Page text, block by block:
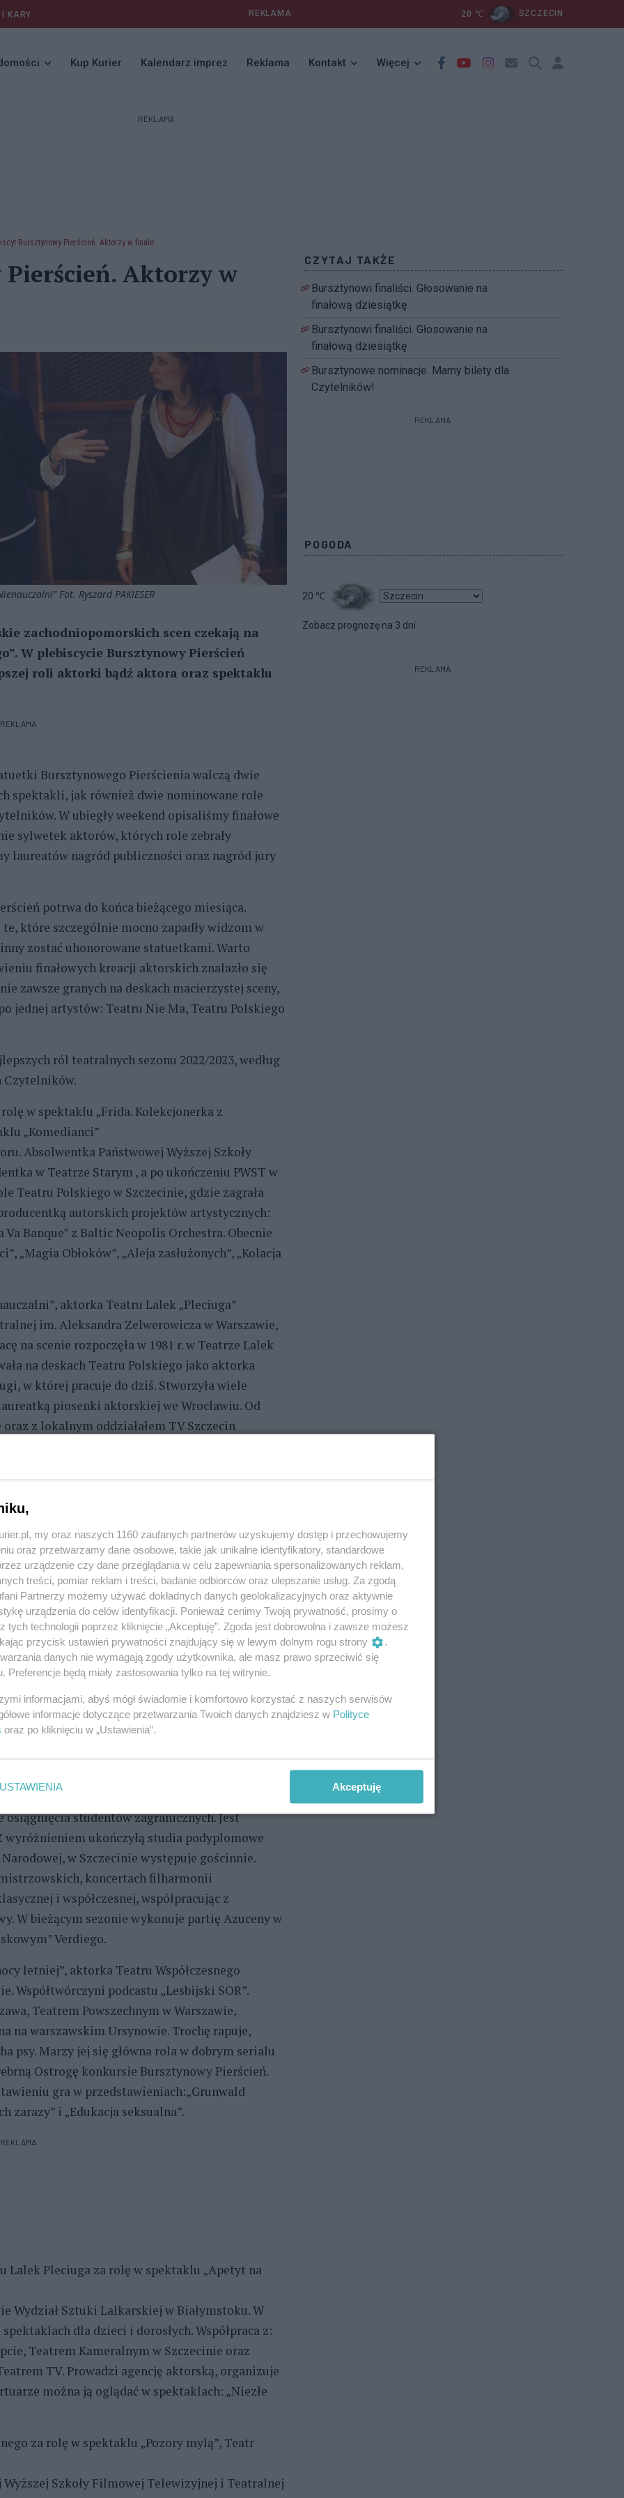
I KARY REKLAMA 20 ℃ SZCZECIN
Kup Kurier Kalendarz imprez Reklama Kontakt Więcej
REKLAMA
Bursztynowy Pierścień. Aktorzy w finale
Aktorzy w
Fot. Ryszard PAKIESER
zachodniopomorskich scen czekają na
W plebiscycie Bursztynowy Pierścień
roli aktorki bądź aktora oraz spektaklu
REKLAMA
Bursztynowego Pierścienia walczą dwie
spektakli, jak również dwie nominowane role
W ubiegły weekend opisaliśmy finałowe
sylwetek aktorów, których role zebrały
laureatów nagród publiczności oraz nagród jury
potrwa do końca bieżącego miesiąca.
które szczególnie mocno zapadły widzom w
zostać uhonorowane statuetkami. Warto
finałowych kreacji aktorskich znalazło się
zawsze granych na deskach macierzystej sceny,
jednej artystów: Teatru Nie Ma, Teatru Polskiego
ról teatralnych sezonu 2022/2023, według
Czytelników.
w spektaklu „Frida. Kolekcjonerka z
„Komedianci”
Absolwentka Państwowej Wyższej Szkoły
w Teatrze Starym , a po ukończeniu PWST w
Teatru Polskiego w Szczecinie, gdzie zagrała
autorskich projektów artystycznych:
Banque” z Baltic Neopolis Orchestra. Obecnie
„Magia Obłoków”, „Aleja zasłużonych”, „Kolacja
aktorka Teatru Lalek „Pleciuga”
im. Aleksandra Zelwerowicza w Warszawie,
na scenie rozpoczęła w 1981 r. w Teatrze Lalek
na deskach Teatru Polskiego jako aktorka
w której pracuje do dziś. Stworzyła wiele
piosenki aktorskiej we Wrocławiu. Od
oraz z lokalnym oddziałałem TV Szczecin
reżysera w wielu spektaklach Pleciugi.
„Motyla noga”, „Kiedy zakwitnie
REKLAMA
aktorka Teatru Nie Ma
Członkini Teatru Nie Ma nieprzerwanie
ATS, członkini szczecińskiej grupy Medeina.
obecnie więc skutecznie uczy się sztuki tańca z
ją oglądać w spektaklach „ Kleopatra” w roli
„Babski bunt”.
w Operze na Zamku
Szkole Muzycznej Carla Marii von Webera w
osiągnięcia studentów zagranicznych. Jest
ukończyłą studia podyplomowe
w Szczecinie występuje gościnnie.
koncertach filharmonii
i współczesnej, współpracując z
W bieżącym sezonie wykonuje partię Azuceny w
Verdiego.
letniej”, aktorka Teatru Współczesnego
Współtwórczyni podcastu „Lesbijski SOR”.
Teatrem Powszechnym w Warszawie,
na warszawskim Ursynowie. Trochę rapuje,
psy. Marzy jej się główna rola w dobrym serialu
Ostrogę konkursie Bursztynowy Pierścień.
gra w przedstawieniach:„Grunwald
zarazy” i „Edukacja seksualna”.
REKLAMA
Lalek Pleciuga za rolę w spektaklu „Apetyt na
Wydział Sztuki Lalkarskiej w Białymstoku. W
dla dzieci i dorosłych. Współpraca z:
Teatrem Kameralnym w Szczecinie oraz
TV. Prowadzi agencję aktorską, organizuje
można ją oglądać w spektaklach: „Niezłe
za rolę w spektaklu „Pozory mylą”, Teatr
Szkoły Filmowej Telewizyjnej i Teatralnej
CZYTAJ TAKŻE
Bursztynowi finaliści. Głosowanie na
finałową dziesiątkę
Bursztynowi finaliści. Głosowanie na
finałową dziesiątkę
Bursztynowe nominacje. Mamy bilety dla
Czytelników!
REKLAMA
POGODA
20 ℃
Zobacz prognozę na 3 dni
REKLAMA
my oraz naszych 1160 zaufanych partnerów uzyskujemy dostęp i przechowujemy
oraz przetwarzamy dane osobowe, takie jak unikalne identyfikatory, standardowe
urządzenie czy dane przeglądania w celu zapewniania spersonalizowanych reklam,
treści, pomiar reklam i treści, badanie odbiorców oraz ulepszanie usług. Za zgodą
Partnerzy możemy używać dokładnych danych geolokalizacyjnych oraz aktywnie
urządzenia do celów identyfikacji. Ponieważ cenimy Twoją prywatność, prosimy o
tych technologii poprzez kliknięcie „Akceptuję”. Zgoda jest dobrowolna i zawsze możesz
przycisk ustawień prywatności znajdujący się w lewym dolnym rogu strony
.
danych nie wymagają zgody użytkownika, ale masz prawo sprzeciwić się
Preferencje będą miały zastosowania tylko na tej witrynie.
informacjami, abyś mógł świadomie i komfortowo korzystać z naszych serwisów
informacje dotyczące przetwarzania Twoich danych znajdziesz w Polityce
oraz po kliknięciu w „Ustawienia”.
USTAWIENIA Akceptuję